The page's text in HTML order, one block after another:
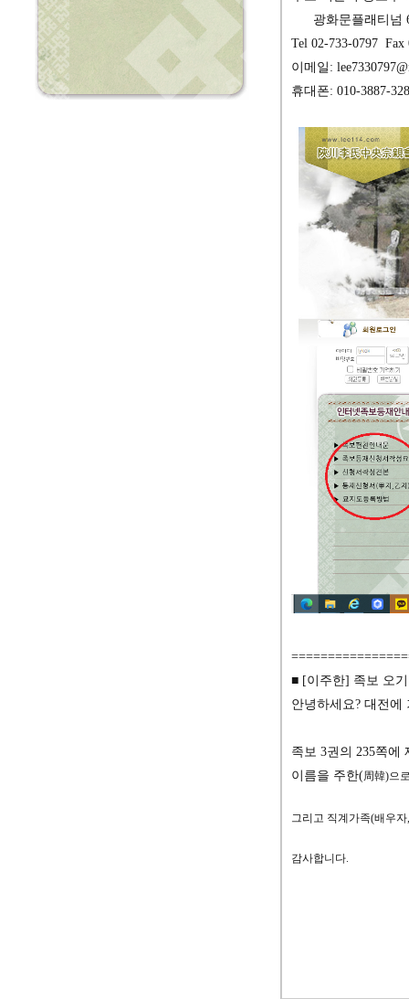
광화문플래티넘
Tel 02-733-0797 Fax
이메일:
휴대폰: 010-3887-
■ [이주한] 족보 오기
안녕하세요? 대전
족보 3권의 235쪽
이름을 주한(周韓)으
그리고 직계가족(배우
감사합니다.